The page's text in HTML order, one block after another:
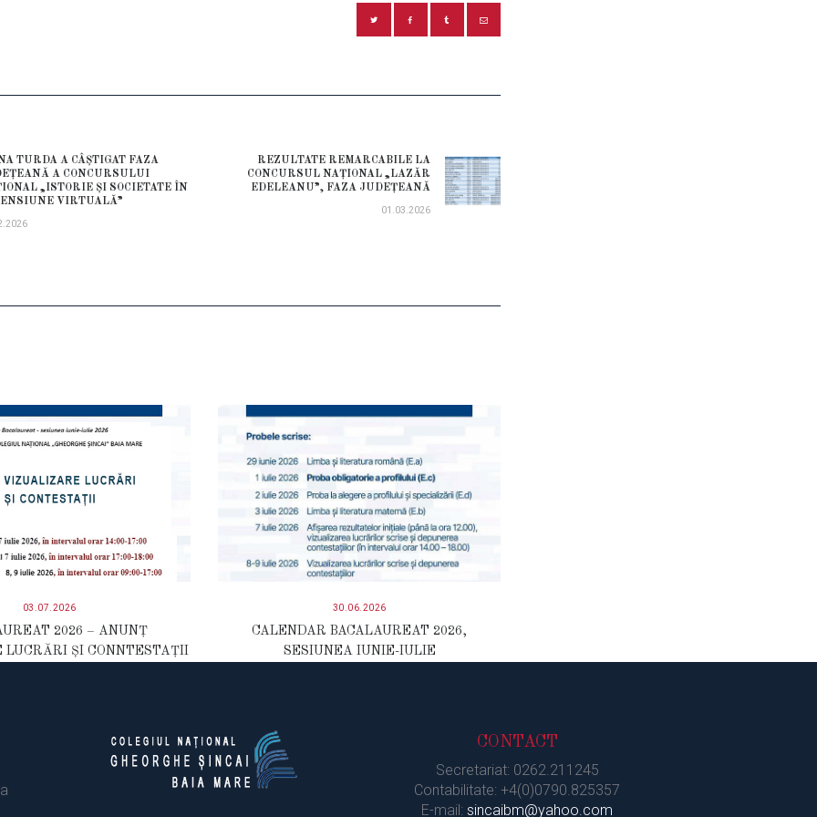
TURDA A CÂȘTIGAT FAZA
A CONCURSULUI
„ISTORIE ȘI SOCIETATE ÎN
VIRTUALĂ”
Next
post:
REZULTATE REMARCABILE LA
CONCURSUL NAȚIONAL „LAZĂR
EDELEANU”, FAZA JUDEȚEANĂ
01.03.2026
03.07.2026
2026 – ANUNȚ
ȘI CONNTESTAȚII
30.06.2026
CALENDAR BACALAUREAT 2026,
SESIUNEA IUNIE-IULIE
CONTACT
Secretariat: 0262.211245
Contabilitate: +4(0)0790.825357
E-mail:sincaibm@yahoo.com